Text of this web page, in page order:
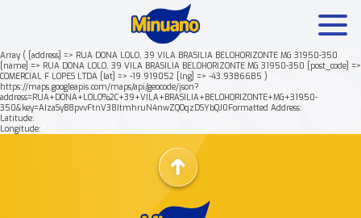
Array ( [address] => RUA DONA LOLO, 39 VILA BRASILIA BELOHORIZONTE MG 31950-350
[name] => RUA DONA LOLO, 39 VILA BRASILIA BELOHORIZONTE MG 31950-350 [post_code] =>
COMERCIAL F LOPES LTDA [lat] => -19.919052 [lng] => -43.9386685 )
https://maps.googleapis.com/maps/api/geocode/json?
address=RUA+DONA+LOLO%2C+39+VILA+BRASILIA+BELOHORIZONTE+MG+31950-
350&key=AIzaSyB8pvvFtnV38ItmhruN4nwZQOqzDSYbQJ0Formatted Address:
Latitude:
Longitude:
Mais buscados: Produtos Minuano Rende +
Nossa história